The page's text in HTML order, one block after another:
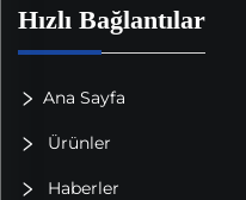
Hızlı Bağlantılar
Ana Sayfa
Ürünler
Haberler